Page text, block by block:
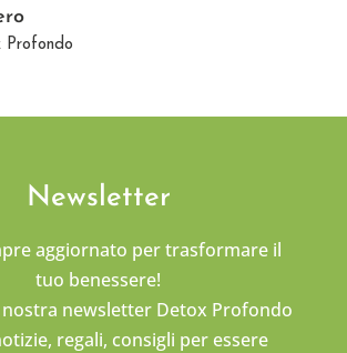
Newsletter
aggiornato per trasformare il
tuo benessere!
newsletter Detox Profondo
regali, consigli per essere